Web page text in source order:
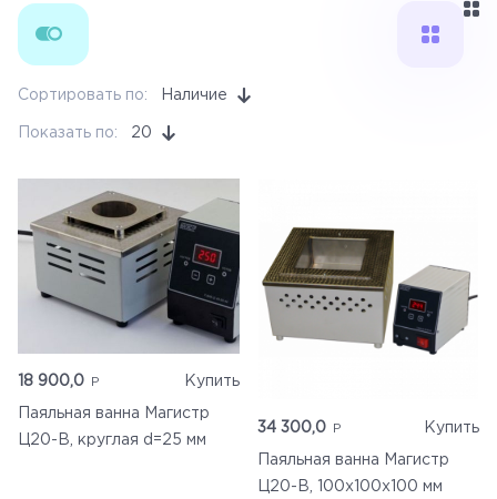
Настольные лампы
Бренды
Измерительные приборы
Сортировать по: Наличие
Показать по: 20
18 900,0 Купить
Паяльная ванна Магистр
Ц20-В, круглая d=25 мм
34 300,0 Купить
Паяльная ванна Магистр
Ц20-В, 100х100х100 мм